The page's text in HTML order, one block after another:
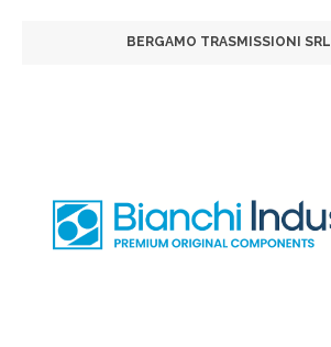
BERGAMO TRASMISSIONI SRL